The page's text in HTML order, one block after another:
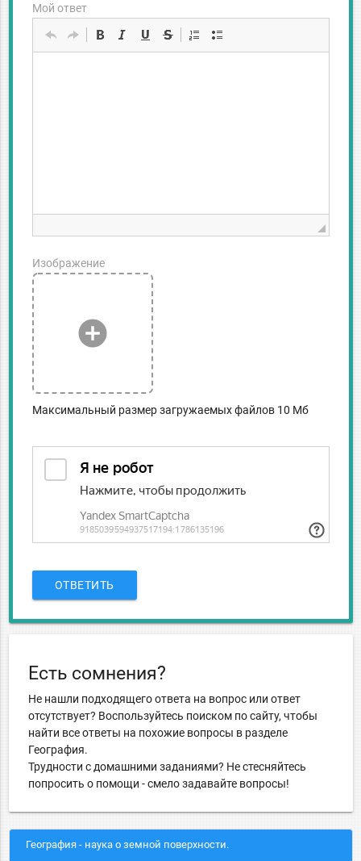
Мой ответ
add_circle
Изображение
Максимальный размер загружаемых файлов 10 Мб
ОТВЕТИТЬ
Есть сомнения?
Не нашли подходящего ответа на вопрос или ответ
отсутствует? Воспользуйтесь поиском по сайту, чтобы
найти все ответы на похожие вопросы в разделе
География.
Трудности с домашними заданиями? Не стесняйтесь
попросить о помощи - смело задавайте вопросы!
География - наука о земной поверхности.